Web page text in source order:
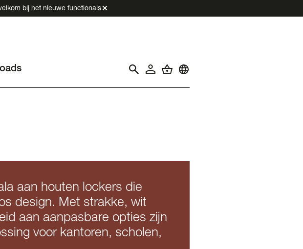
bij het nieuwe functionals
aan houten lockers die
design. Met strakke, wit
aan aanpasbare opties zijn
voor kantoren, scholen,